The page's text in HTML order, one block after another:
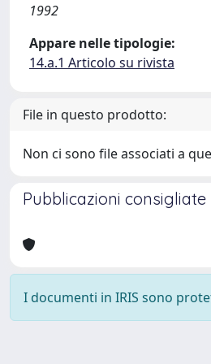
1992
Appare nelle tipologie:
14.a.1 Articolo su rivista
File in questo prodotto:
Non ci sono file associati a
Pubblicazioni consigliate
I documenti in IRIS sono